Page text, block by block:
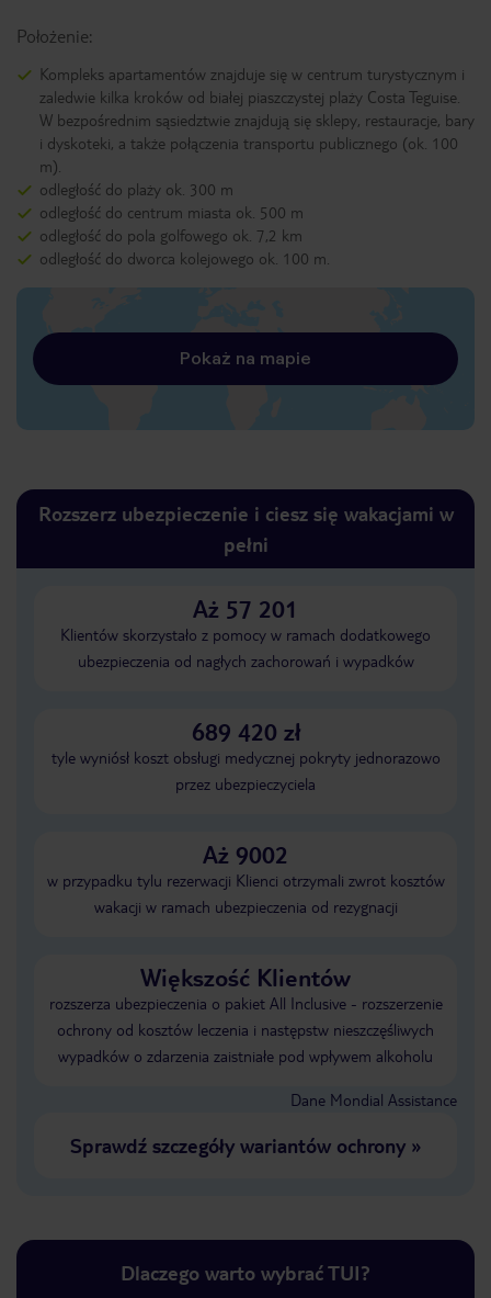
Położenie:
Kompleks apartamentów znajduje się w centrum turystycznym i
zaledwie kilka kroków od białej piaszczystej plaży Costa Teguise.
W bezpośrednim sąsiedztwie znajdują się sklepy, restauracje, bary
i dyskoteki, a także połączenia transportu publicznego (ok. 100
m).
odległość do plaży ok. 300 m
odległość do centrum miasta ok. 500 m
odległość do pola golfowego ok. 7,2 km
odległość do dworca kolejowego ok. 100 m.
Pokaż na mapie
Rozszerz ubezpieczenie i ciesz się wakacjami w
pełni
Aż 57 201
Klientów skorzystało z pomocy w ramach dodatkowego
ubezpieczenia od nagłych zachorowań i wypadków
689 420 zł
tyle wyniósł koszt obsługi medycznej pokryty jednorazowo
przez ubezpieczyciela
Aż 9002
w przypadku tylu rezerwacji Klienci otrzymali zwrot kosztów
wakacji w ramach ubezpieczenia od rezygnacji
Większość Klientów
rozszerza ubezpieczenia o pakiet All Inclusive - rozszerzenie
ochrony od kosztów leczenia i następstw nieszczęśliwych
wypadków o zdarzenia zaistniałe pod wpływem alkoholu
Dane Mondial Assistance
Sprawdź szczegóły wariantów ochrony»
Dlaczego warto wybrać TUI?